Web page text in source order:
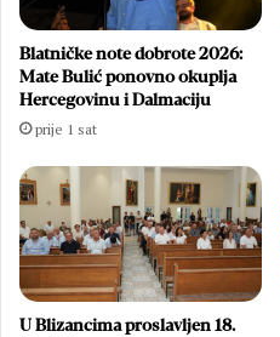
Blatničke note dobrote 2026:
Mate Bulić ponovno okuplja
Hercegovinu i Dalmaciju
prije 1 sat
U Blizancima proslavljen 18.